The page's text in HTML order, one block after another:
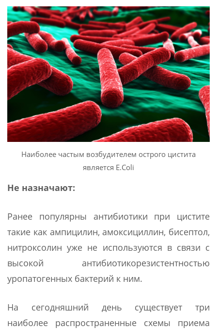
Наиболее частым возбудителем острого цистита
является E.Coli
Не назначают:
Ранее популярны антибиотики при цистите
такие как ампицилин, амоксициллин, бисептол,
нитроксолин уже не используются в связи с
высокой антибиотикорезистентностью
уропатогенных бактерий к ним.
На сегодняшний день существует три
наиболее распространенные схемы приема